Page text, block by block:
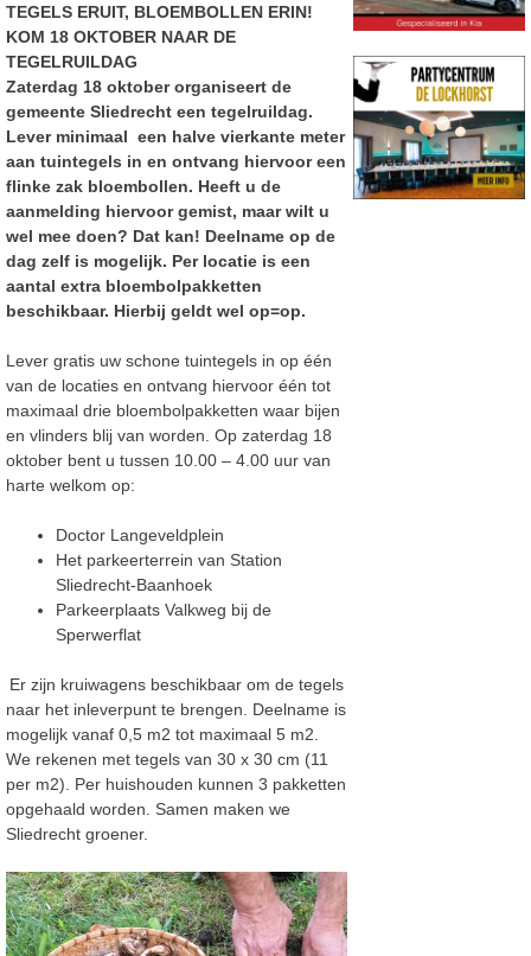
TEGELS ERUIT, BLOEMBOLLEN ERIN!
KOM 18 OKTOBER NAAR DE
TEGELRUILDAG
Zaterdag 18 oktober organiseert de
gemeente Sliedrecht een tegelruildag.
Lever minimaal een halve vierkante meter
aan tuintegels in en ontvang hiervoor een
flinke zak bloembollen. Heeft u de
aanmelding hiervoor gemist, maar wilt u
wel mee doen? Dat kan! Deelname op de
dag zelf is mogelijk. Per locatie is een
aantal extra bloembolpakketten
beschikbaar. Hierbij geldt wel op=op.
Lever gratis uw schone tuintegels in op één
van de locaties en ontvang hiervoor één tot
maximaal drie bloembolpakketten waar bijen
en vlinders blij van worden. Op zaterdag 18
oktober bent u tussen 10.00 – 4.00 uur van
harte welkom op:
Doctor Langeveldplein
Het parkeerterrein van Station
Sliedrecht-Baanhoek
Parkeerplaats Valkweg bij de
Sperwerflat
Er zijn kruiwagens beschikbaar om de tegels
naar het inleverpunt te brengen. Deelname is
mogelijk vanaf 0,5 m2 tot maximaal 5 m2.
We rekenen met tegels van 30 x 30 cm (11
per m2). Per huishouden kunnen 3 pakketten
opgehaald worden. Samen maken we
Sliedrecht groener.